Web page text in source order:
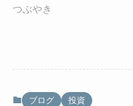
つぶやき
ブログ 投資